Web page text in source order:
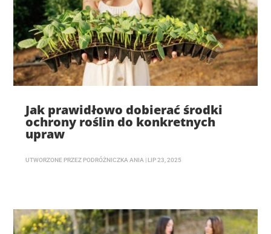
Jak prawidłowo dobierać środki
ochrony roślin do konkretnych
upraw
UTWORZONE PRZEZ PODRÓŻNICZKA ANIA | LIP 23, 2025